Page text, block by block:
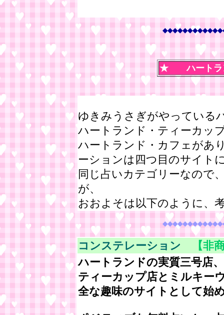
★ ハートラ
ゆきみうさぎがやっている
ハートランド・ティーカッ
ハートランド・カフェがあ
ーションは四つ目のサイト
同じ占いカテゴリーなので
が、
おおよそは以下のように、
コンステレーション 【非
ハートランドの実質三号店
ティーカップ店とミルキー
全な趣味のサイトとして始